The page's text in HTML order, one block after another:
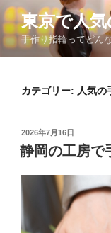
コ
ン
ン
東京で人
手作り指輪ってどん
カテゴリー: 人気の
投
稿
日:
2026年7月16日
静岡の工房で